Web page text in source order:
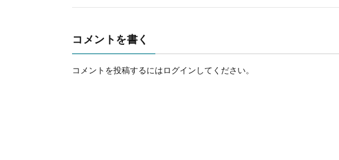
コメントを書く
コメントを投稿するにはログイン してください。